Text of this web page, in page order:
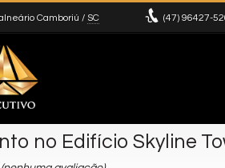
Camboriú / SC (47) 96427-
no Edifício Skyline